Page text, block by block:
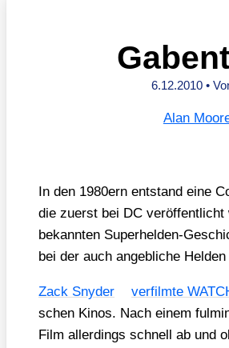
6.12.2010 •
Alan
In den 1980ern ent­stand eine
die zuerst bei DC
bekann­ten Super­hel­den-
bei der auch angeb­li­che
Zack Sny­der ver­film­te
schen Kinos. Nach einem
Film aller­dings schnell ab und